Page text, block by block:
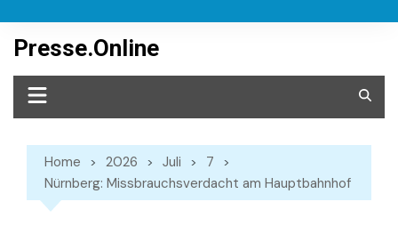
content
Presse.Online
Home 2026 Juli
7
Nürnberg: Missbrauchsverdacht am Hauptbahnhof